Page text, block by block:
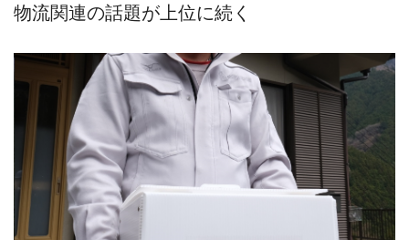
物流関連の話題が上位に続く